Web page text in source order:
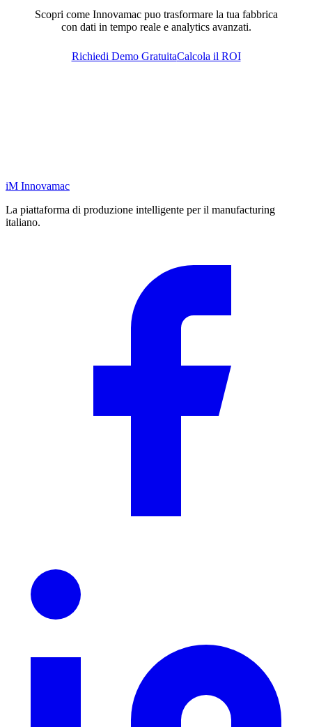
Scopri come Innovamac puo trasformare la tua fabbrica
con dati in tempo reale e analytics avanzati.
Richiedi Demo GratuitaCalcola il ROI
iM Innovamac
La piattaforma di produzione intelligente per il manufacturing
italiano.